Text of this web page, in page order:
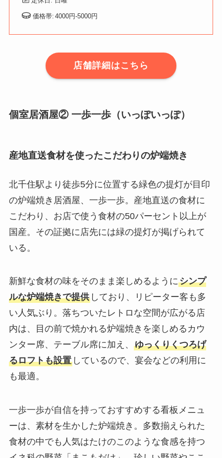
価格帯: 4000円-5000円
店舗詳細はこちら
個室居酒屋② 一歩一歩（いっぽいっぽ）
産地直送食材を使ったこだわりの炉端焼き
北千住駅より徒歩5分に位置する緑色の提灯が目印
の炉端焼き居酒屋、一歩一歩。産地直送の食材に
こだわり、お店で使う食材の50パーセント以上が
国産。その証拠に店先には緑の提灯が掲げられて
いる。
新鮮な食材の味をそのまま楽しめるようにシンプ
ルな炉端焼きで提供しており、リピーター客も多
い人気ぶり。落ちついたレトロな空間が広がる店
内は、目の前で焼かれる炉端焼きを楽しめるカウ
ンター席、テーブル席に加え、 ゆっくりくつろげ
るロフトも設置しているので、宴会などの利用に
も最適。
一歩一歩が自信を持っておすすめする看板メニュ
ーは、素材を生かした炉端焼き。多数揃えられた
食材の中でも人気はたけのこのような食感を持つ